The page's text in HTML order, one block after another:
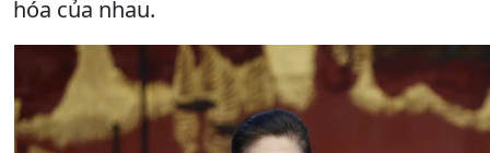
hóa của nhau.